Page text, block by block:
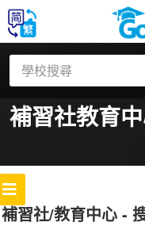
補習社教育
補習社/教育中心 -